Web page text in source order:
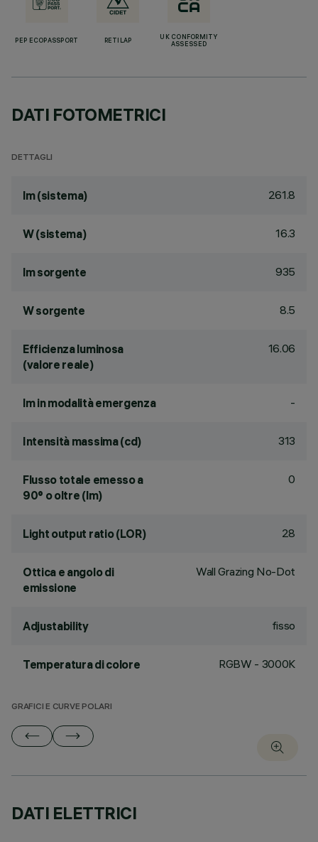
PEP ECOPASSPORT RETILAP
UK CONFORMITY
ASSESSED
DATI FOTOMETRICI
DETTAGLI
lm (sistema) 261.8
W (sistema) 16.3
lm sorgente 935
W sorgente 8.5
Efficienza luminosa
(valore reale)
16.06
lm in modalità emergenza -
Intensità massima (cd) 313
Flusso totale emesso a
90° o oltre (lm)
0
Light output ratio (LOR) 28
Ottica e angolo di
emissione
Wall Grazing No-Dot
Adjustability fisso
Temperatura di colore RGBW - 3000K
GRAFICI E CURVE POLARI
DATI ELETTRICI